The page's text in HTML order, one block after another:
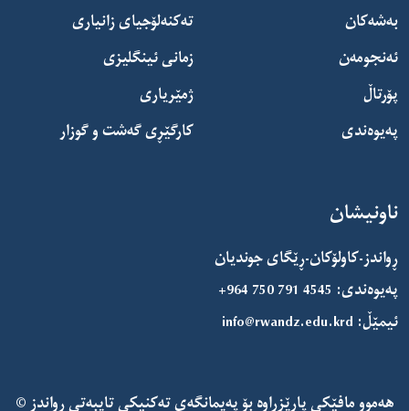
بەشەکان
ئەنجومەن
پۆرتاڵ
پەیوەندی
تەکنەلۆجیای زانیاری
زمانی ئینگلیزی
ژمێریاری
کارگێڕی گەشت و گوزار
ناونیشان
ڕواندز-کاولۆکان-ڕێگای جوندیان
پەیوەندی: +964 750 791 4545
ئیمێڵ: info@rwandz.edu.krd
هەموو مافێکی پارێزراوە بۆپەیمانگەی تەکنیکی تایبەتی ڕواندز©